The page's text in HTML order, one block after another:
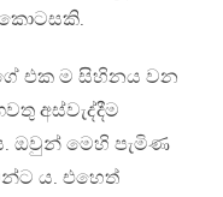
කොටසකි.
එක ම සිහිනය වන
අස්වැද්දීම
ඔවුන් මෙහි පැමිණ
ය. එහෙත්